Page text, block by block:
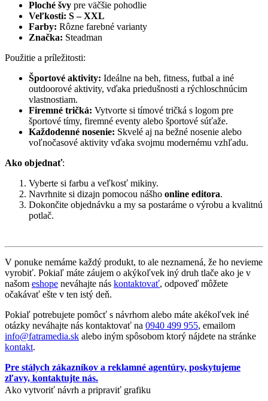
Ploché švy pre väčšie pohodlie
Veľkosti: S – XXL
Farby: Rôzne farebné varianty
Značka: Steadman
Použitie a príležitosti:
Športové aktivity: Ideálne na beh, fitness, futbal a iné
outdoorové aktivity, vďaka priedušnosti a rýchloschnúcim
vlastnostiam.
Firemné tričká: Vytvorte si tímové tričká s logom pre
športové tímy, firemné eventy alebo športové súťaže.
Každodenné nosenie: Skvelé aj na bežné nosenie alebo
voľnočasové aktivity vďaka svojmu modernému vzhľadu.
Ako objednať:
Vyberte si farbu a veľkosť mikiny.
Navrhnite si dizajn pomocou nášho online editora.
Dokončite objednávku a my sa postaráme o výrobu a kvalitnú
potlač.
V ponuke nemáme každý produkt, to ale neznamená, že ho nevieme
vyrobiť. Pokiaľ máte záujem o akýkoľvek iný druh tlače ako je v
našom eshope neváhajte nás kontaktovať, odpoveď môžete
očakávať ešte v ten istý deň.
Pokiaľ potrebujete pomôcť s návrhom alebo máte akékoľvek iné
otázky neváhajte nás kontaktovať na 0940 499 955, emailom
info@fatramedia.sk alebo iným spôsobom ktorý nájdete na stránke
kontakt.
Pre stálych zákazníkov a reklamné agentúry, poskytujeme
zľavy, kontaktujte nás.
Ako vytvoriť návrh a pripraviť grafiku